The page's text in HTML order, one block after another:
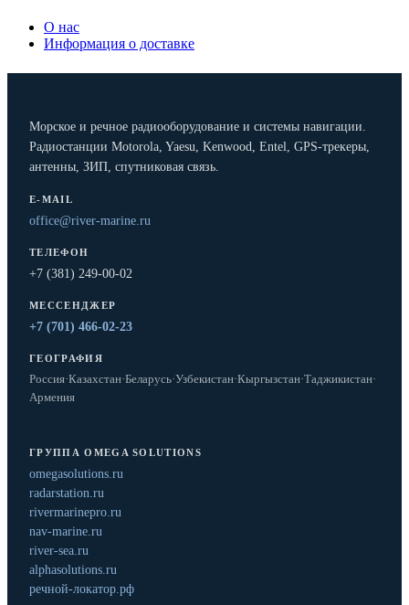
О нас
Информация о доставке
Морское и речное радиооборудование и системы навигации.
Радиостанции Motorola, Yaesu, Kenwood, Entel, GPS-трекеры,
антенны, ЗИП, спутниковая связь.
E-MAIL
office@river-marine.ru
ТЕЛЕФОН
+7 (381) 249-00-02
МЕССЕНДЖЕР
+7 (701) 466-02-23
ГЕОГРАФИЯ
Россия·Казахстан·Беларусь·Узбекистан·Кыргызстан·Таджикистан·
Армения
ГРУППА OMEGA SOLUTIONS
omegasolutions.ru
radarstation.ru
rivermarinepro.ru
nav-marine.ru
river-sea.ru
alphasolutions.ru
речной-локатор.рф